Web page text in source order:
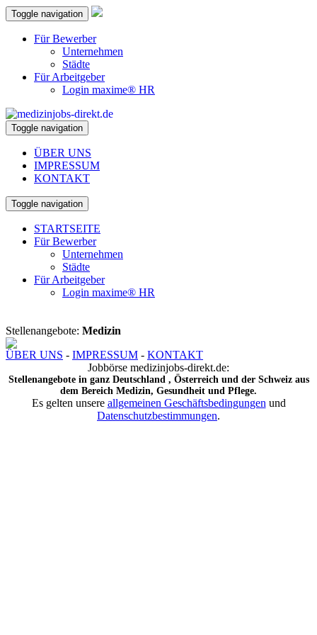
Toggle navigation
Für Bewerber
Unternehmen
Städte
Für Arbeitgeber
Login maxime® HR
Toggle navigation
ÜBER UNS
IMPRESSUM
KONTAKT
Toggle navigation
STARTSEITE
Für Bewerber
Unternehmen
Städte
Für Arbeitgeber
Login maxime® HR
Stellenangebote: Medizin
ÜBER UNS - IMPRESSUM - KONTAKT
Jobbörse medizinjobs-direkt.de:
Stellenangebote in ganz Deutschland , Österreich und der Schweiz aus
dem Bereich Medizin, Gesundheit und Pflege.
Es gelten unsere allgemeinen Geschäftsbedingungen und
Datenschutzbestimmungen.